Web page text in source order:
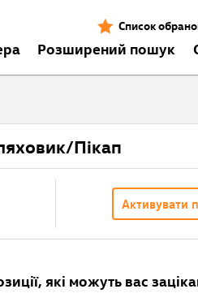
Список
Розширений пошук
Пікап
Активувати
які можуть вас